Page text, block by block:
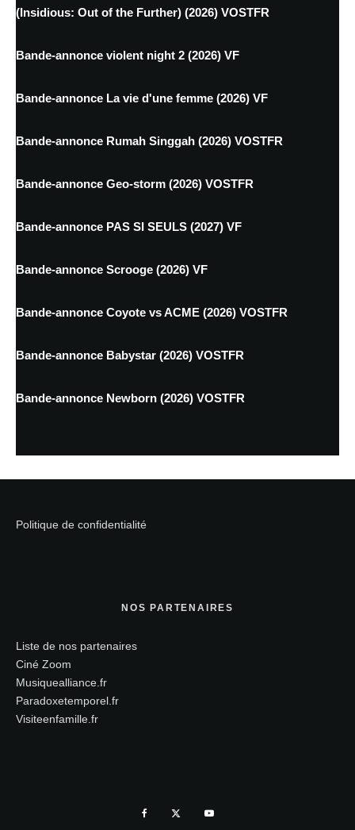
(Insidious: Out of the Further) (2026) VOSTFR
Bande-annonce violent night 2 (2026) VF
Bande-annonce La vie d'une femme (2026) VF
Bande-annonce Rumah Singgah (2026) VOSTFR
Bande-annonce Geo-storm (2026) VOSTFR
Bande-annonce PAS SI SEULS (2027) VF
Bande-annonce Scrooge (2026) VF
Bande-annonce Coyote vs ACME (2026) VOSTFR
Bande-annonce Babystar (2026) VOSTFR
Bande-annonce Newborn (2026) VOSTFR
Politique de confidentialité
NOS PARTENAIRES
Liste de nos partenaires
Ciné Zoom
Musiquealliance.fr
Paradoxetemporel.fr
Visiteenfamille.fr